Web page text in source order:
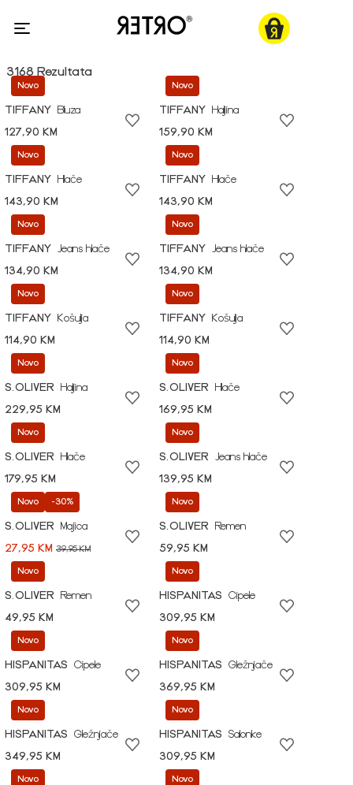
3168 Rezultata
Novo
TIFFANY
Bluza
127,90 KM
Novo
TIFFANY
Haljina
159,90 KM
Novo
TIFFANY
Hlače
143,90 KM
Novo
TIFFANY
Hlače
143,90 KM
Novo
TIFFANY
Jeans hlače
134,90 KM
Novo
TIFFANY
Jeans hlače
134,90 KM
Novo
TIFFANY
Košulja
114,90 KM
Novo
TIFFANY
Košulja
114,90 KM
Novo
S.OLIVER
Haljina
229,95 KM
Novo
S.OLIVER
Hlače
169,95 KM
Novo
S.OLIVER
Hlače
179,95 KM
Novo
S.OLIVER
Jeans hlače
139,95 KM
Novo -30%
S.OLIVER
Majica
27,95 KM 39,95 KM
Novo
S.OLIVER
Remen
59,95 KM
Novo
S.OLIVER
Remen
49,95 KM
Novo
HISPANITAS
Cipele
309,95 KM
Novo
HISPANITAS
Cipele
309,95 KM
Novo
HISPANITAS
Gležnjače
369,95 KM
Novo
HISPANITAS
Gležnjače
349,95 KM
Novo
HISPANITAS
Salonke
309,95 KM
Novo Novo